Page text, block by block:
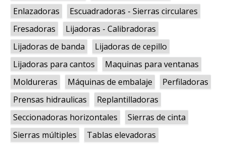
Enlazadoras
Escuadradoras - Sierras circulares
Fresadoras
Lijadoras - Calibradoras
Lijadoras de banda
Lijadoras de cepillo
Lijadoras para cantos
Maquinas para ventanas
Moldureras
Máquinas de embalaje
Perfiladoras
Prensas hidraulicas
Replantilladoras
Seccionadoras horizontales
Sierras de cinta
Sierras múltiples
Tablas elevadoras